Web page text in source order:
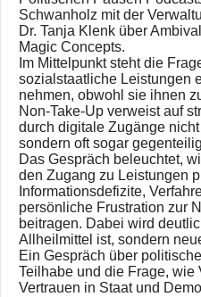
Schwanholz mit der
Dr. Tanja Klenk über
Magic Concepts.
Im Mittelpunkt steht die
sozialstaatliche Leistungen
nehmen, obwohl sie ihnen
Non-Take-Up verweist auf
durch digitale Zugänge
sondern oft sogar
Das Gespräch beleuchtet,
den Zugang zu Leistungen
Informationsdefizite,
persönliche Frustration zur
beitragen. Dabei wird
Allheilmittel ist, sondern
Ein Gespräch über
Teilhabe und die Frage,
Vertrauen in Staat und